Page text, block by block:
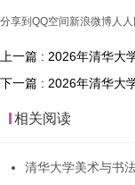
分享到 QQ空间 新浪微博人人
上一篇 : 2026年清华大
下一篇 : 2026年清华大
相关阅读
清华大学美术与书